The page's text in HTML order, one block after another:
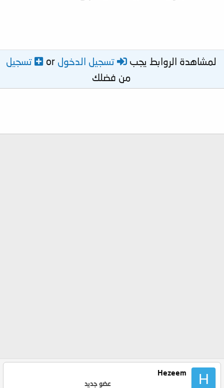
لمشاهدة الروابط يجب تسجيل الدخول or
تسجيل
من فضلك
H
Hezeem
عضو جديد